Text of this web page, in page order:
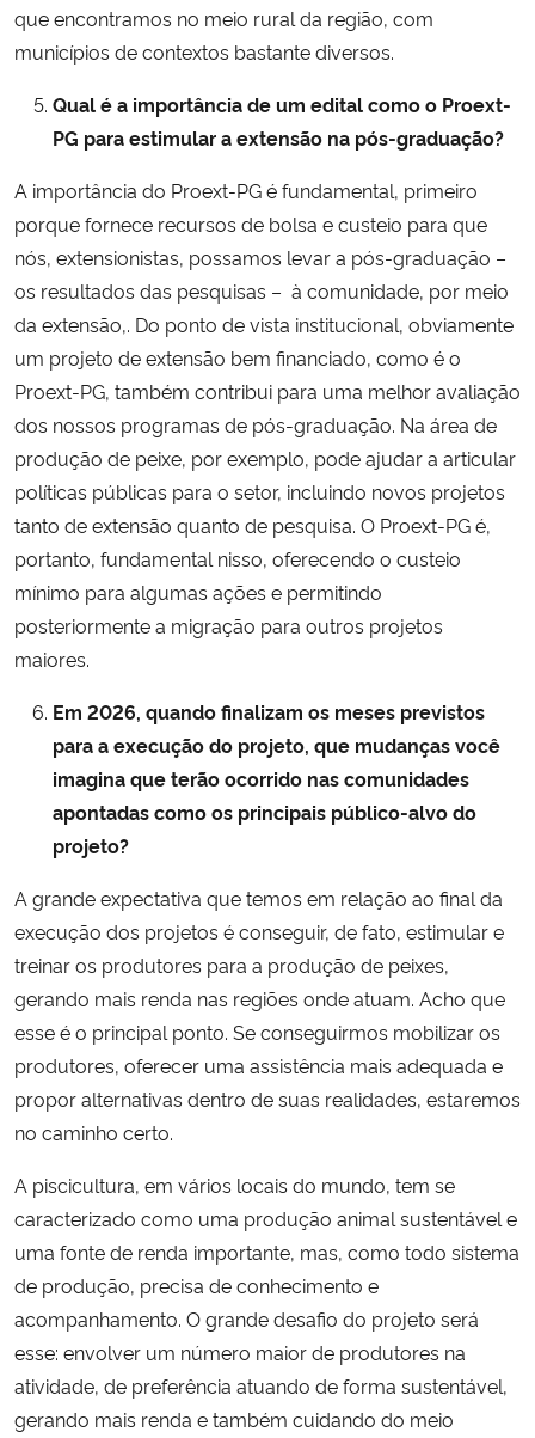
que encontramos no meio rural da região, com
municípios de contextos bastante diversos.
Qual é a importância de um edital como o Proext-
PG para estimular a extensão na pós-graduação?
A importância do Proext-PG é fundamental, primeiro
porque fornece recursos de bolsa e custeio para que
nós, extensionistas, possamos levar a pós-graduação –
os resultados das pesquisas – à comunidade, por meio
da extensão,. Do ponto de vista institucional, obviamente
um projeto de extensão bem financiado, como é o
Proext-PG, também contribui para uma melhor avaliação
dos nossos programas de pós-graduação. Na área de
produção de peixe, por exemplo, pode ajudar a articular
políticas públicas para o setor, incluindo novos projetos
tanto de extensão quanto de pesquisa. O Proext-PG é,
portanto, fundamental nisso, oferecendo o custeio
mínimo para algumas ações e permitindo
posteriormente a migração para outros projetos
maiores.
Em 2026, quando finalizam os meses previstos
para a execução do projeto, que mudanças você
imagina que terão ocorrido nas comunidades
apontadas como os principais público-alvo do
projeto?
A grande expectativa que temos em relação ao final da
execução dos projetos é conseguir, de fato, estimular e
treinar os produtores para a produção de peixes,
gerando mais renda nas regiões onde atuam. Acho que
esse é o principal ponto. Se conseguirmos mobilizar os
produtores, oferecer uma assistência mais adequada e
propor alternativas dentro de suas realidades, estaremos
no caminho certo.
A piscicultura, em vários locais do mundo, tem se
caracterizado como uma produção animal sustentável e
uma fonte de renda importante, mas, como todo sistema
de produção, precisa de conhecimento e
acompanhamento. O grande desafio do projeto será
esse: envolver um número maior de produtores na
atividade, de preferência atuando de forma sustentável,
gerando mais renda e também cuidando do meio